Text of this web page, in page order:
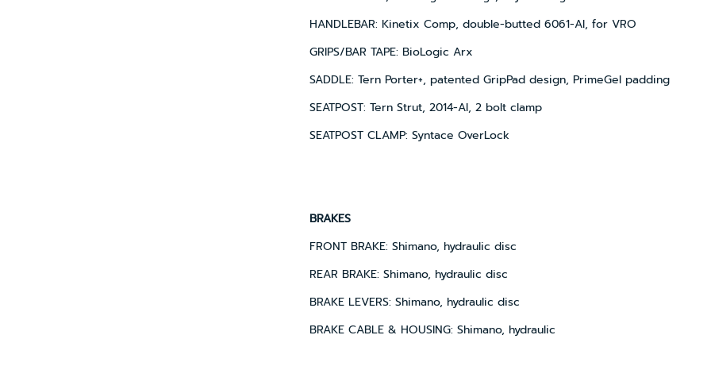
HANDLEBAR: Kinetix Comp, double-butted 6061-Al, for VRO
GRIPS/BAR TAPE: BioLogic Arx
SADDLE: Tern Porter+, patented GripPad design, PrimeGel padding
SEATPOST: Tern Strut, 2014-Al, 2 bolt clamp
SEATPOST CLAMP: Syntace OverLock
BRAKES
FRONT BRAKE: Shimano, hydraulic disc
REAR BRAKE: Shimano, hydraulic disc
BRAKE LEVERS: Shimano, hydraulic disc
BRAKE CABLE & HOUSING: Shimano, hydraulic